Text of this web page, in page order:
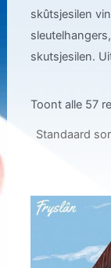
skûtsjesilen
skutsjesilen.
Toont alle 57